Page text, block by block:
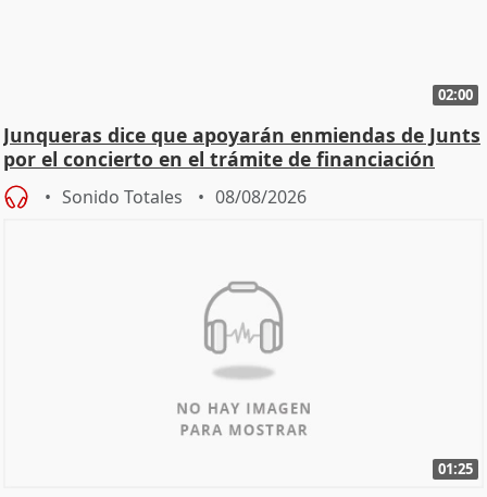
02:00
Junqueras dice que apoyarán enmiendas de Junts
por el concierto en el trámite de financiación
Sonido Totales 08/08/2026
01:25